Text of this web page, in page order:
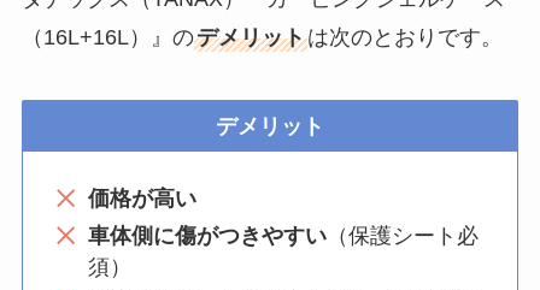
（16L+16L）』のデメリットは次のとおりです。
デメリット
価格が高い
車体側に傷がつきやすい（保護シート必
須）